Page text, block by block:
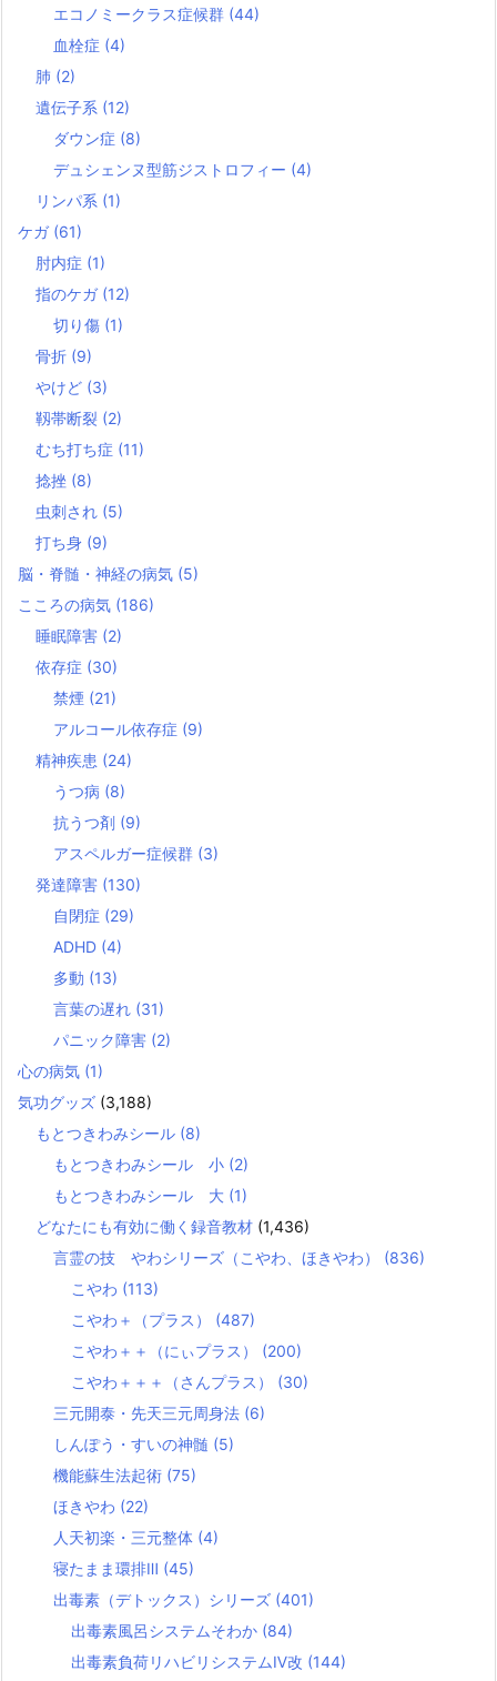
エコノミークラス症候群 (44)
血栓症 (4)
肺 (2)
遺伝子系 (12)
ダウン症 (8)
デュシェンヌ型筋ジストロフィー (4)
リンパ系 (1)
ケガ (61)
肘内症 (1)
指のケガ (12)
切り傷 (1)
骨折 (9)
やけど (3)
靱帯断裂 (2)
むち打ち症 (11)
捻挫 (8)
虫刺され (5)
打ち身 (9)
脳・脊髄・神経の病気 (5)
こころの病気 (186)
睡眠障害 (2)
依存症 (30)
禁煙 (21)
アルコール依存症 (9)
精神疾患 (24)
うつ病 (8)
抗うつ剤 (9)
アスペルガー症候群 (3)
発達障害 (130)
自閉症 (29)
ADHD (4)
多動 (13)
言葉の遅れ (31)
パニック障害 (2)
心の病気 (1)
気功グッズ (3,188)
もとつきわみシール (8)
もとつきわみシール 小 (2)
もとつきわみシール 大 (1)
どなたにも有効に働く録音教材 (1,436)
言霊の技 やわシリーズ（こやわ、ほきやわ） (836)
こやわ (113)
こやわ＋（プラス） (487)
こやわ＋＋（にぃプラス） (200)
こやわ＋＋＋（さんプラス） (30)
三元開泰・先天三元周身法 (6)
しんぽう・すいの神髄 (5)
機能蘇生法起術 (75)
ほきやわ (22)
人天初楽・三元整体 (4)
寝たまま環排Ⅲ (45)
出毒素（デトックス）シリーズ (401)
出毒素風呂システムそわか (84)
出毒素負荷リハビリシステムⅣ改 (144)